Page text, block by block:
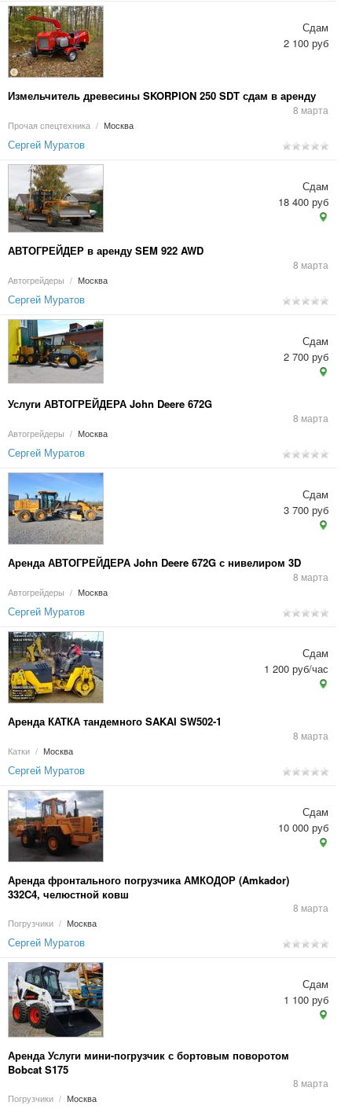
Измельчитель древесины SKORPION 250 SDT сдам в аренду
8 марта
Прочая спецтехника / Москва
Сдам
2 100 руб
Сергей Муратов
АВТОГРЕЙДЕР в аренду SEM 922 AWD
8 марта
Автогрейдеры / Москва
Сдам
18 400 руб
Сергей Муратов
Услуги АВТОГРЕЙДЕРА John Deere 672G
8 марта
Автогрейдеры / Москва
Сдам
2 700 руб
Сергей Муратов
Аренда АВТОГРЕЙДЕРА John Deere 672G с нивелиром 3D
8 марта
Автогрейдеры / Москва
Сдам
3 700 руб
Сергей Муратов
Аренда КАТКА тандемного SAKAI SW502-1
8 марта
Катки / Москва
Сдам
1 200 руб/час
Сергей Муратов
Аренда фронтального погрузчика АМКОДОР (Amkador)
332C4, челюстной ковш
8 марта
Погрузчики / Москва
Сдам
10 000 руб
Сергей Муратов
Аренда Услуги мини-погрузчик с бортовым поворотом
Bobcat S175
8 марта
Погрузчики / Москва
Сдам
1 100 руб